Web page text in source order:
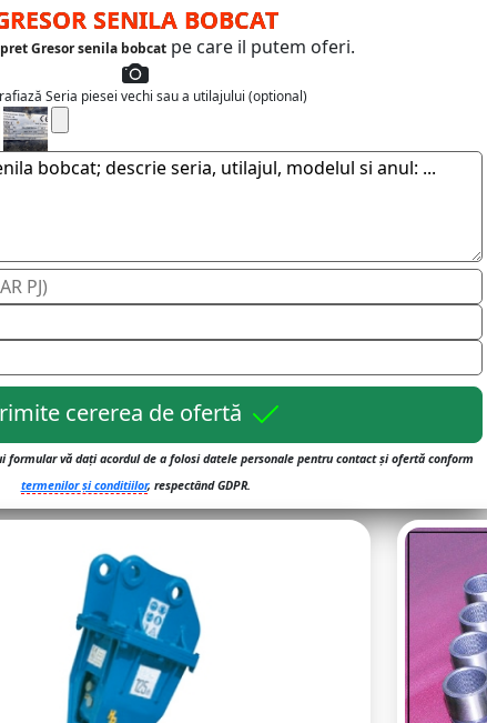
SENILA BOBCAT
Gresor senila bobcatpe care il putem oferi.
Seria piesei vechi sau a utilajului (optional)
cererea de ofertă
vă dați acordul de a folosi datele personale pentru contact și ofertă conform
termenilor și conditiilor, respectând GDPR.